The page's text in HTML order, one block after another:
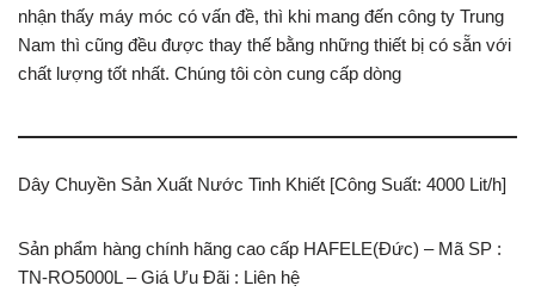
nhận thấy máy móc có vấn đề, thì khi mang đến công ty Trung
Nam thì cũng đều được thay thế bằng những thiết bị có sẵn với
chất lượng tốt nhất. Chúng tôi còn cung cấp dòng
Dây Chuyền Sản Xuất Nước Tinh Khiết [Công Suất: 4000 Lit/h]
Sản phẩm hàng chính hãng cao cấp HAFELE(Đức) – Mã SP :
TN-RO5000L – Giá Ưu Đãi : Liên hệ